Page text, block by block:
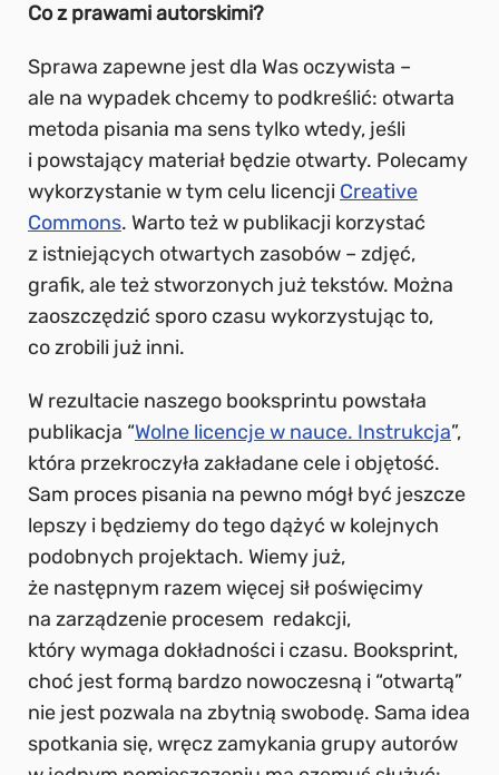
Co z prawami autorskimi?
Sprawa zapewne jest dla Was oczywista –
ale na wypadek chcemy to podkreślić: otwarta
metoda pisania ma sens tylko wtedy, jeśli
i powstający materiał będzie otwarty. Polecamy
wykorzystanie w tym celu licencji Creative
Commons. Warto też w publikacji korzystać
z istniejących otwartych zasobów – zdjęć,
grafik, ale też stworzonych już tekstów. Można
zaoszczędzić sporo czasu wykorzystując to,
co zrobili już inni.
W rezultacie naszego booksprintu powstała
publikacja “Wolne licencje w nauce. Instrukcja”,
która przekroczyła zakładane cele i objętość.
Sam proces pisania na pewno mógł być jeszcze
lepszy i będziemy do tego dążyć w kolejnych
podobnych projektach. Wiemy już,
że następnym razem więcej sił poświęcimy
na zarządzenie procesem redakcji,
który wymaga dokładności i czasu. Booksprint,
choć jest formą bardzo nowoczesną i “otwartą”
nie jest pozwala na zbytnią swobodę. Sama idea
spotkania się, wręcz zamykania grupy autorów